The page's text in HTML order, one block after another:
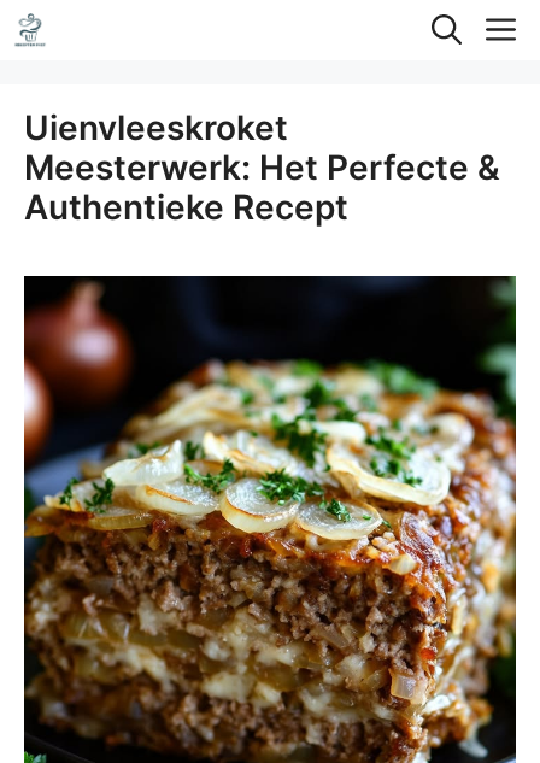
Ga
naar
inhoud
Uienvleeskroket
Meesterwerk: Het Perfecte &
Authentieke Recept